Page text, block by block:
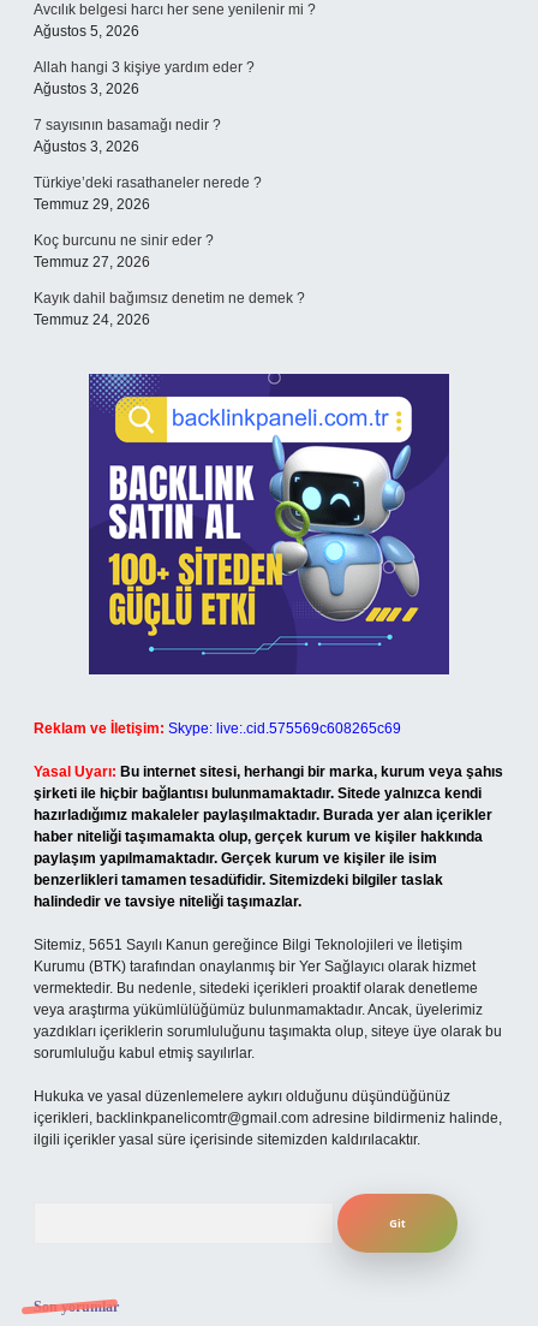
Avcılık belgesi harcı her sene yenilenir mi ?
Ağustos 5, 2026
Allah hangi 3 kişiye yardım eder ?
Ağustos 3, 2026
7 sayısının basamağı nedir ?
Ağustos 3, 2026
Türkiye’deki rasathaneler nerede ?
Temmuz 29, 2026
Koç burcunu ne sinir eder ?
Temmuz 27, 2026
Kayık dahil bağımsız denetim ne demek ?
Temmuz 24, 2026
Reklam ve İletişim: Skype: live:.cid.575569c608265c69
Yasal Uyarı: Bu internet sitesi, herhangi bir marka, kurum veya şahıs
şirketi ile hiçbir bağlantısı bulunmamaktadır. Sitede yalnızca kendi
hazırladığımız makaleler paylaşılmaktadır. Burada yer alan içerikler
haber niteliği taşımamakta olup, gerçek kurum ve kişiler hakkında
paylaşım yapılmamaktadır. Gerçek kurum ve kişiler ile isim
benzerlikleri tamamen tesadüfidir. Sitemizdeki bilgiler taslak
halindedir ve tavsiye niteliği taşımazlar.
Sitemiz, 5651 Sayılı Kanun gereğince Bilgi Teknolojileri ve İletişim
Kurumu (BTK) tarafından onaylanmış bir Yer Sağlayıcı olarak hizmet
vermektedir. Bu nedenle, sitedeki içerikleri proaktif olarak denetleme
veya araştırma yükümlülüğümüz bulunmamaktadır. Ancak, üyelerimiz
yazdıkları içeriklerin sorumluluğunu taşımakta olup, siteye üye olarak bu
sorumluluğu kabul etmiş sayılırlar.
Hukuka ve yasal düzenlemelere aykırı olduğunu düşündüğünüz
içerikleri, backlinkpanelicomtr@gmail.com adresine bildirmeniz halinde,
ilgili içerikler yasal süre içerisinde sitemizden kaldırılacaktır.
Son yorumlar